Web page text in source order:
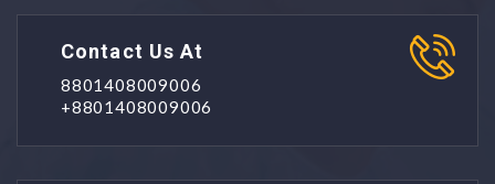
Contact Us At
8801408009006
+8801408009006